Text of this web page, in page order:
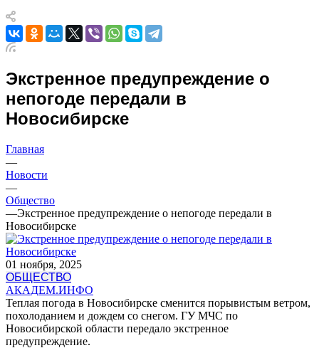
Экстренное предупреждение о
непогоде передали в
Новосибирске
Главная
—
Новости
—
Общество
—Экстренное предупреждение о непогоде передали в
Новосибирске
01 ноября, 2025
ОБЩЕСТВО
АКАДЕМ.ИНФО
Теплая погода в Новосибирске сменится порывистым ветром,
похолоданием и дождем со снегом. ГУ МЧС по
Новосибирской области передало экстренное
предупреждение.